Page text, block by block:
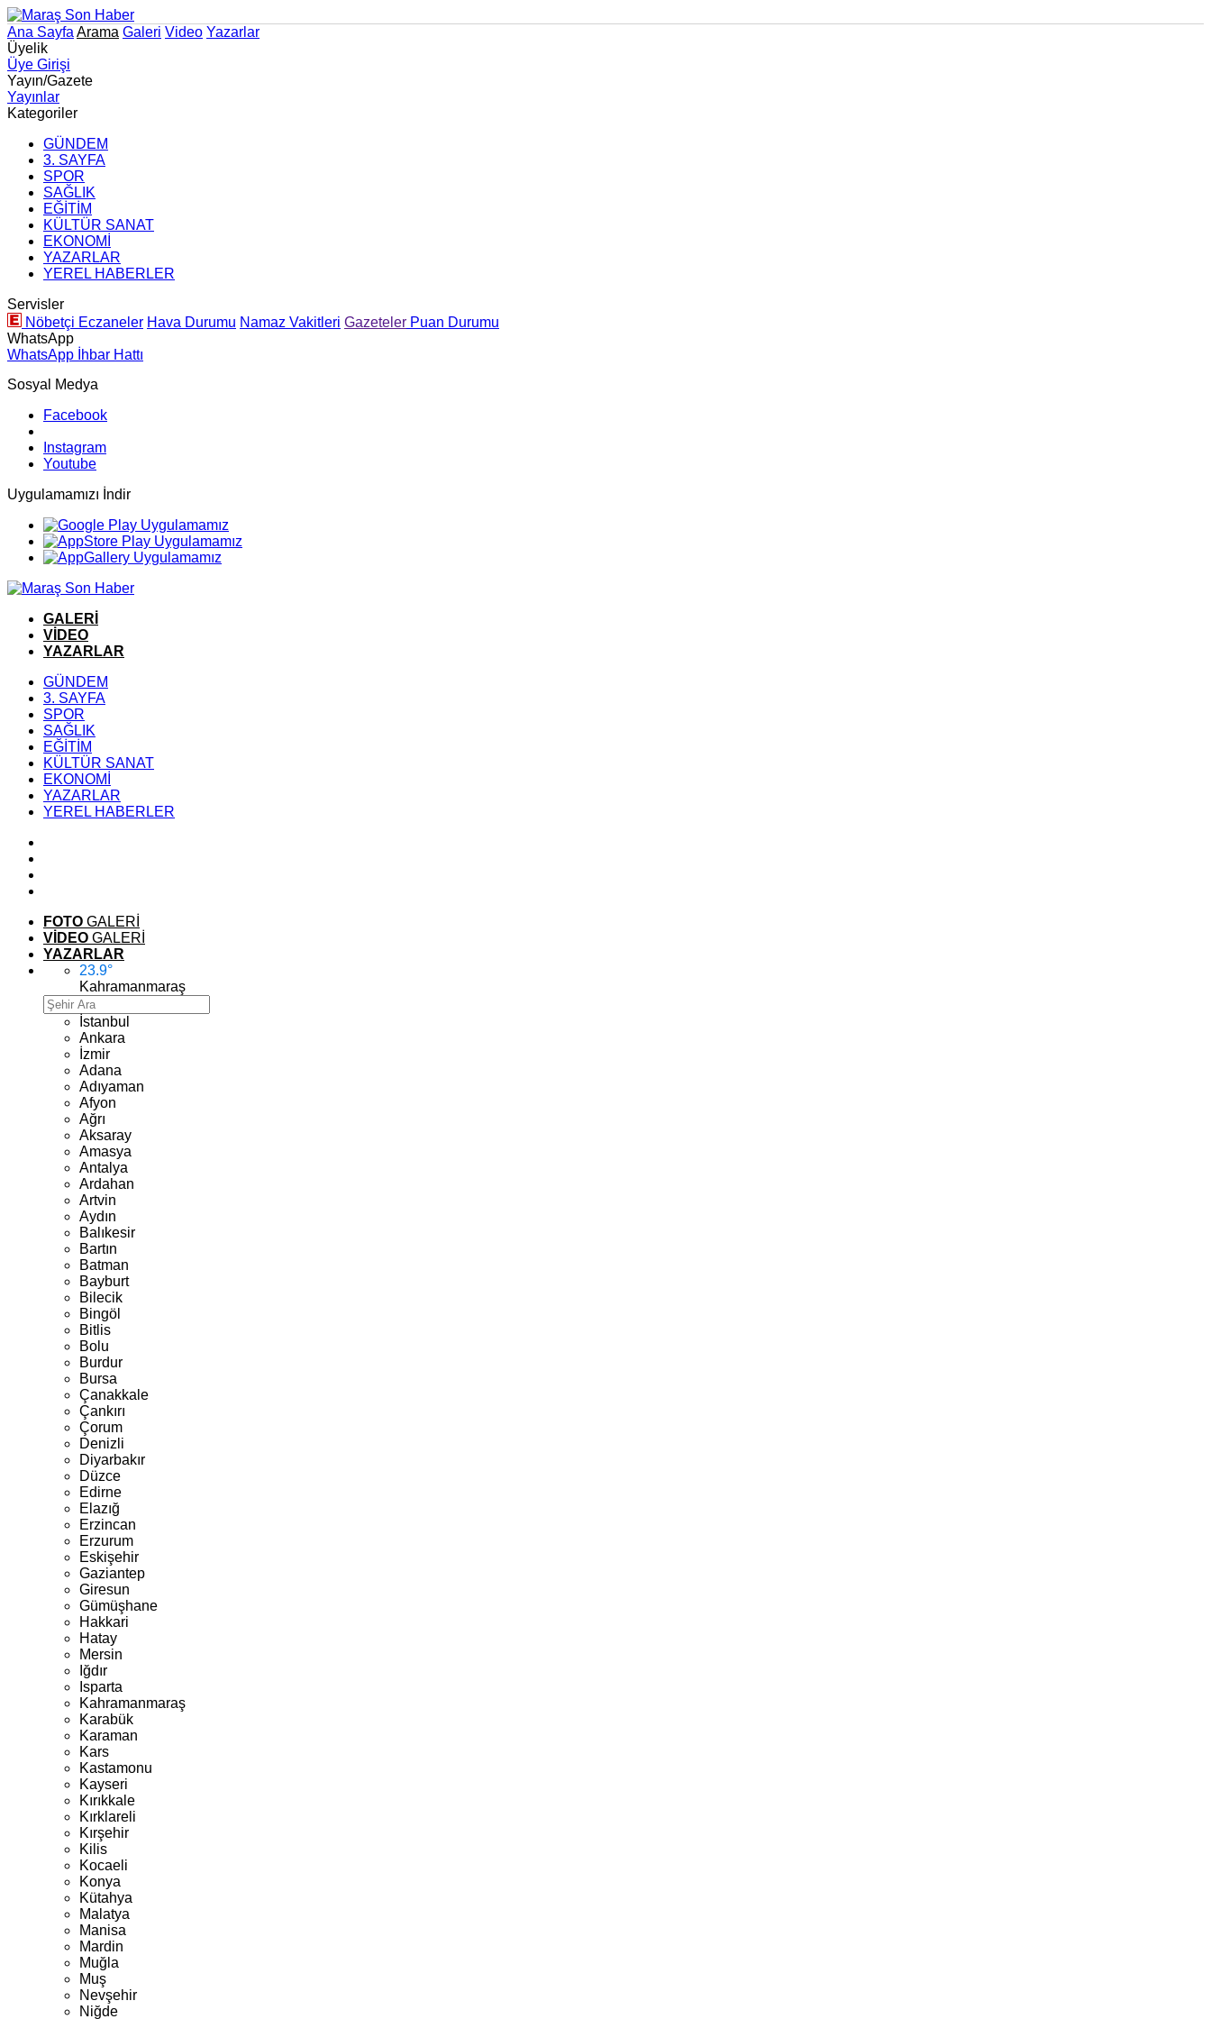
Ana Sayfa Arama Galeri Video Yazarlar
Üyelik
Üye Girişi
Yayın/Gazete
Yayınlar
Kategoriler
GÜNDEM
3. SAYFA
SPOR
SAĞLIK
EĞİTİM
KÜLTÜR SANAT
EKONOMİ
YAZARLAR
YEREL HABERLER
Servisler
Nöbetçi Eczaneler Hava Durumu Namaz Vakitleri Gazeteler Puan Durumu
WhatsApp
WhatsApp İhbar Hattı
Sosyal Medya
Facebook
Instagram
Youtube
Uygulamamızı İndir
GALERİ
VİDEO
YAZARLAR
GÜNDEM
3. SAYFA
SPOR
SAĞLIK
EĞİTİM
KÜLTÜR SANAT
EKONOMİ
YAZARLAR
YEREL HABERLER
FOTO GALERİ
VİDEO GALERİ
YAZARLAR
23.9°
Kahramanmaraş
İstanbul
Ankara
İzmir
Adana
Adıyaman
Afyon
Ağrı
Aksaray
Amasya
Antalya
Ardahan
Artvin
Aydın
Balıkesir
Bartın
Batman
Bayburt
Bilecik
Bingöl
Bitlis
Bolu
Burdur
Bursa
Çanakkale
Çankırı
Çorum
Denizli
Diyarbakır
Düzce
Edirne
Elazığ
Erzincan
Erzurum
Eskişehir
Gaziantep
Giresun
Gümüşhane
Hakkari
Hatay
Mersin
Iğdır
Isparta
Kahramanmaraş
Karabük
Karaman
Kars
Kastamonu
Kayseri
Kırıkkale
Kırklareli
Kırşehir
Kilis
Kocaeli
Konya
Kütahya
Malatya
Manisa
Mardin
Muğla
Muş
Nevşehir
Niğde